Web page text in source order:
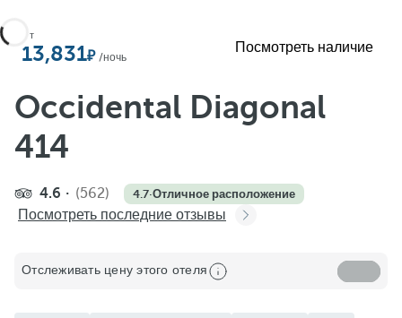
От
13,831 /ночь
Посмотреть наличие
Occidental Diagonal
414
4.6 (562) 4.7·Отличное расположение
Посмотреть последние отзывы
Отслеживать цену этого отеля